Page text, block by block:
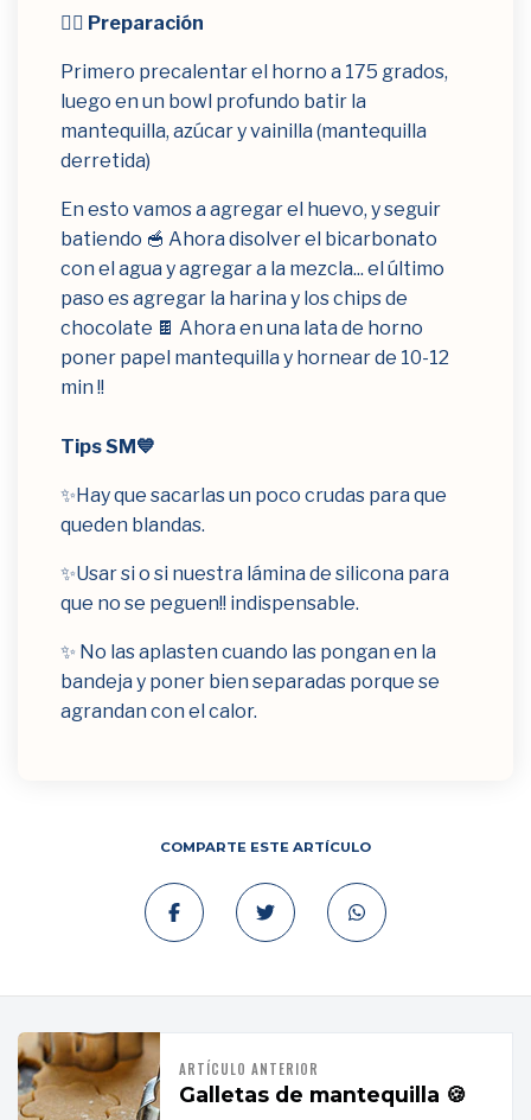
👉🏻 Preparación
Primero precalentar el horno a 175 grados,
luego en un bowl profundo batir la
mantequilla, azúcar y vainilla (mantequilla
derretida)
En esto vamos a agregar el huevo, y seguir
batiendo 🥣 Ahora disolver el bicarbonato
con el agua y agregar a la mezcla... el último
paso es agregar la harina y los chips de
chocolate 🍫 Ahora en una lata de horno
poner papel mantequilla y hornear de 10-12
min !!
Tips SM💙
✨Hay que sacarlas un poco crudas para que
queden blandas.
✨Usar si o si nuestra lámina de silicona para
que no se peguen!! indispensable.
✨ No las aplasten cuando las pongan en la
bandeja y poner bien separadas porque se
agrandan con el calor.
COMPARTE ESTE ARTÍCULO
ARTÍCULO ANTERIOR
Galletas de mantequilla 🍪